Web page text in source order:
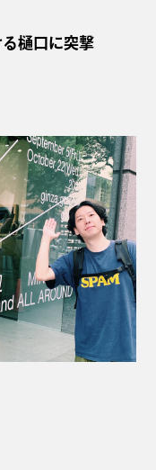
樋口に突撃